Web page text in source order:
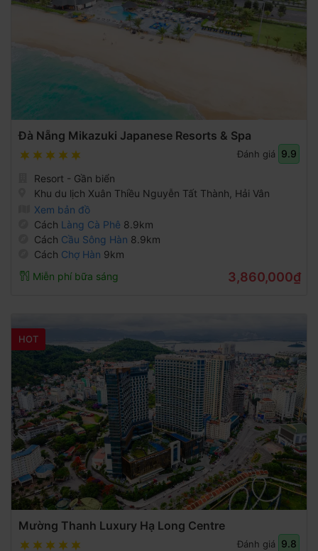
Đà Nẵng Mikazuki Japanese Resorts & Spa
Đánh giá 9.9
Resort - Gần biển
Khu du lịch Xuân Thiều Nguyễn Tất Thành, Hải Vân
Xem bản đồ
Cách Làng Cà Phê 8.9km
Cách Cầu Sông Hàn 8.9km
Cách Chợ Hàn 9km
Miễn phí bữa sáng
3,860,000₫
HOT
Mường Thanh Luxury Hạ Long Centre
Đánh giá 9.8